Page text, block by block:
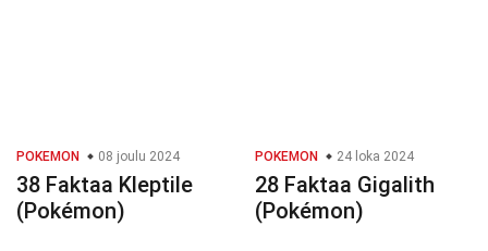
POKEMON 08 joulu 2024
38 Faktaa Kleptile
(Pokémon)
POKEMON 24 loka 2024
28 Faktaa Gigalith
(Pokémon)